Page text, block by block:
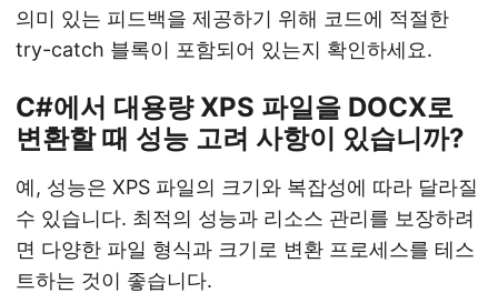
의미 있는 피드백을 제공하기 위해 코드에 적절한
try-catch 블록이 포함되어 있는지 확인하세요.
C#에서 대용량 XPS 파일을 DOCX로
변환할 때 성능 고려 사항이 있습니까?
예, 성능은 XPS 파일의 크기와 복잡성에 따라 달라질
수 있습니다. 최적의 성능과 리소스 관리를 보장하려
면 다양한 파일 형식과 크기로 변환 프로세스를 테스
트하는 것이 좋습니다.